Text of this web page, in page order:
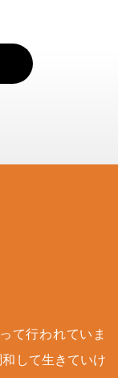
て行われていま
して生きていけ